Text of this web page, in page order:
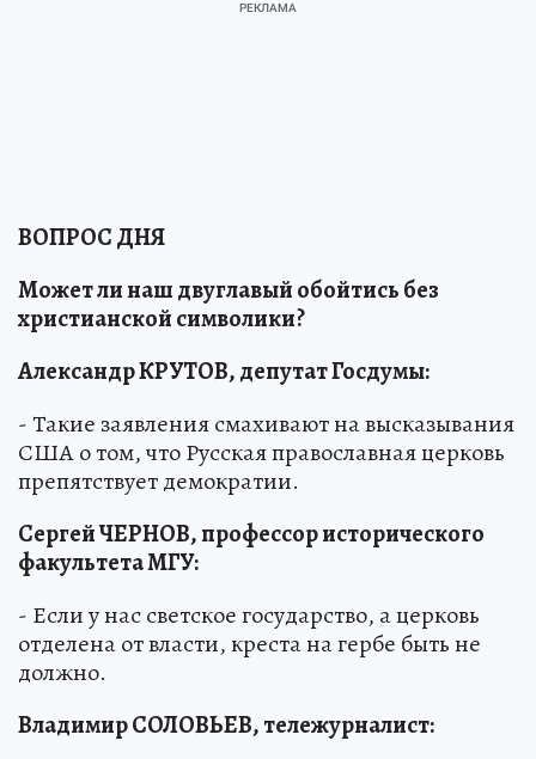
ВОПРОС ДНЯ
Может ли наш двуглавый обойтись без
христианской символики?
Александр КРУТОВ, депутат Госдумы:
- Такие заявления смахивают на высказывания
США о том, что Русская православная церковь
препятствует демократии.
Сергей ЧЕРНОВ, профессор исторического
факультета МГУ:
- Если у нас светское государство, а церковь
отделена от власти, креста на гербе быть не
должно.
Владимир СОЛОВЬЕВ, тележурналист: